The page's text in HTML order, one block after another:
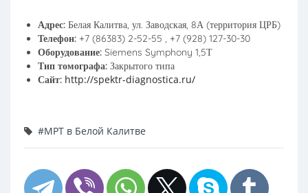
Адрес: Белая Калитва, ул. Заводская, 8А (территория ЦРБ)
Телефон: +7 (86383) 2-52-55 , +7 (928) 127-30-30
Оборудование: Siemens Symphony 1,5Т
Тип томографа: Закрытого типа
Сайт: http://spektr-diagnostica.ru/
#МРТ в Белой Калитве